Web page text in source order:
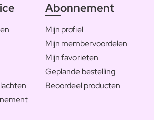
Abonnement
Mijn profiel
Mijn membervoordelen
Mijn favorieten
Geplande bestelling
Beoordeel producten